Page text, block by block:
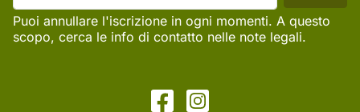
Puoi annullare l'iscrizione in ogni momenti. A questo
scopo, cerca le info di contatto nelle note legali.